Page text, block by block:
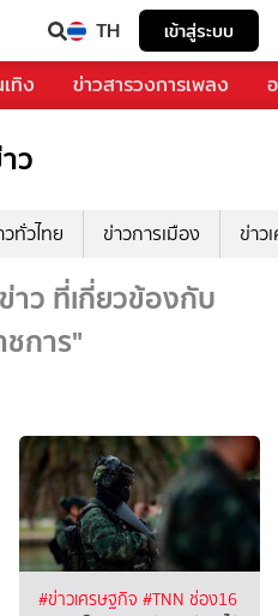
TH เข้าสู่ระบบ
ทิง ข่าวสารวงการเพลง
ว
วทั่วไทย ข่าวการเมือง ข่าว
าว ที่เกี่ยวข้องกับ
ชการ"
#ข่าวเศรษฐกิจ #TNN ช่อง16